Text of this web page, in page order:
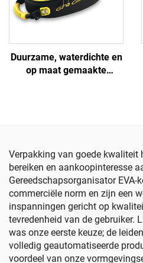
Duurzame, waterdichte en
op maat gemaakte
Verpakking van goede kwaliteit
bereiken en aankoopinteresse
Gereedschapsorganisator
commerciële norm en zijn een
inspanningen gericht op
tevredenheid van de gebruiker.
was onze eerste keuze; de
volledig geautomatiseerde
voordeel van onze